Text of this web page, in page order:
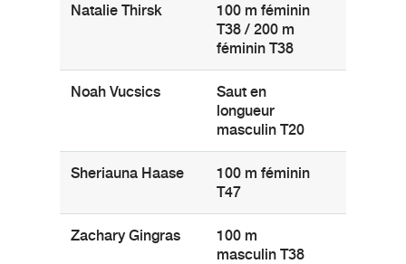
Natalie Thirsk
100 m féminin
T38 / 200 m
féminin T38
Noah Vucsics
Saut en
longueur
masculin T20
Sheriauna Haase
100 m féminin
T47
Zachary Gingras
100 m
masculin T38